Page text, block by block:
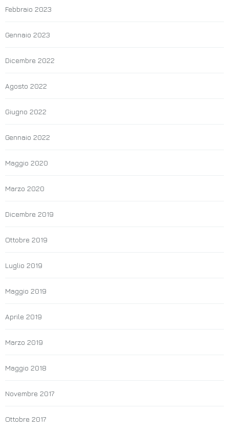
Febbraio 2023
Gennaio 2023
Dicembre 2022
Agosto 2022
Giugno 2022
Gennaio 2022
Maggio 2020
Marzo 2020
Dicembre 2019
Ottobre 2019
Luglio 2019
Maggio 2019
Aprile 2019
Marzo 2019
Maggio 2018
Novembre 2017
Ottobre 2017